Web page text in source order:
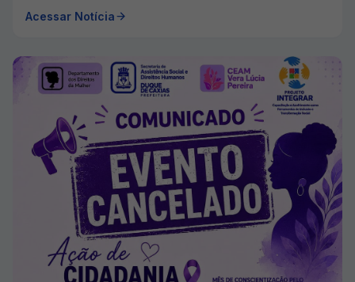
Acessar Notícia